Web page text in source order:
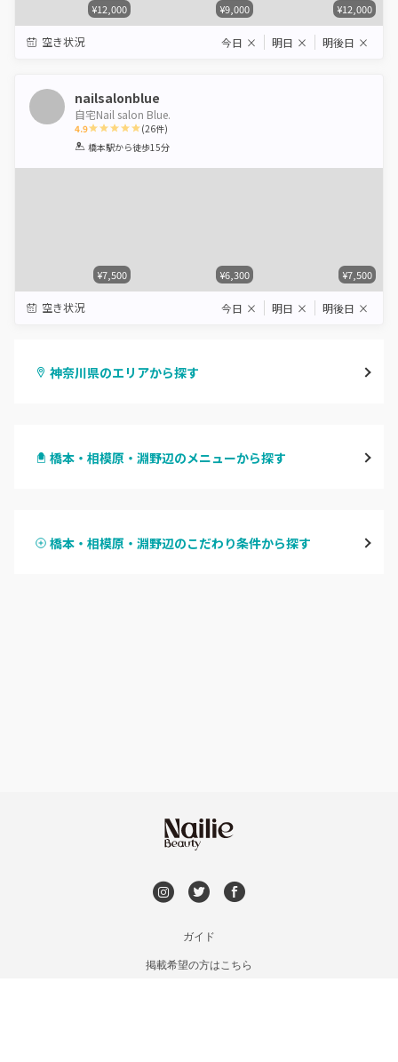
¥12,000 ¥9,000 ¥12,000
空き状況 今日 × 明日 × 明後日 ×
nailsalonblue
自宅Nail salon Blue.
4.9
1 2 3 4 5
(26件)
橋本駅から徒歩15分
¥7,500 ¥6,300 ¥7,500
空き状況 今日 × 明日 × 明後日 ×
神奈川県のエリアから探す
川崎
桜木町・みなとみらい・関内
橋本・相模原・淵野辺のメニューから探す
ハンドスカルプ
橋本・相模原・淵野辺のこだわり条件から探す
ガイド
掲載希望の方はこちら